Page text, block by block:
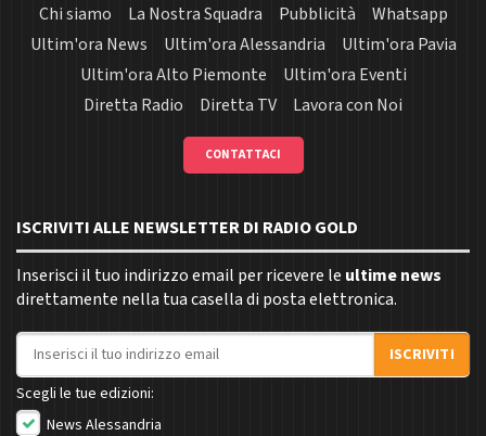
Chi siamo La Nostra Squadra Pubblicità
Whatsapp
Ultim'ora News
Ultim'ora Alessandria
Ultim'ora Pavia
Ultim'ora Alto Piemonte
Ultim'ora Eventi
Diretta Radio
Diretta TV Lavora con Noi
CONTATTACI
ISCRIVITI ALLE NEWSLETTER DI RADIO GOLD
Inserisci il tuo indirizzo email per ricevere le ultime news
direttamente nella tua casella di posta elettronica.
Indirizzo email
ISCRIVITI
Scegli le tue edizioni:
News Alessandria